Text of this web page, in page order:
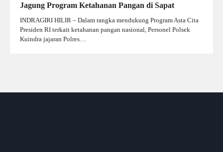
Jagung Program Ketahanan Pangan di Sapat
INDRAGIRI HILIR – Dalam rangka mendukung Program Asta Cita
Presiden RI terkait ketahanan pangan nasional, Personel Polsek
Kuindra jajaran Polres…